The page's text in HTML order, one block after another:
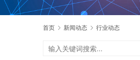
首页 新闻动态 行业动态